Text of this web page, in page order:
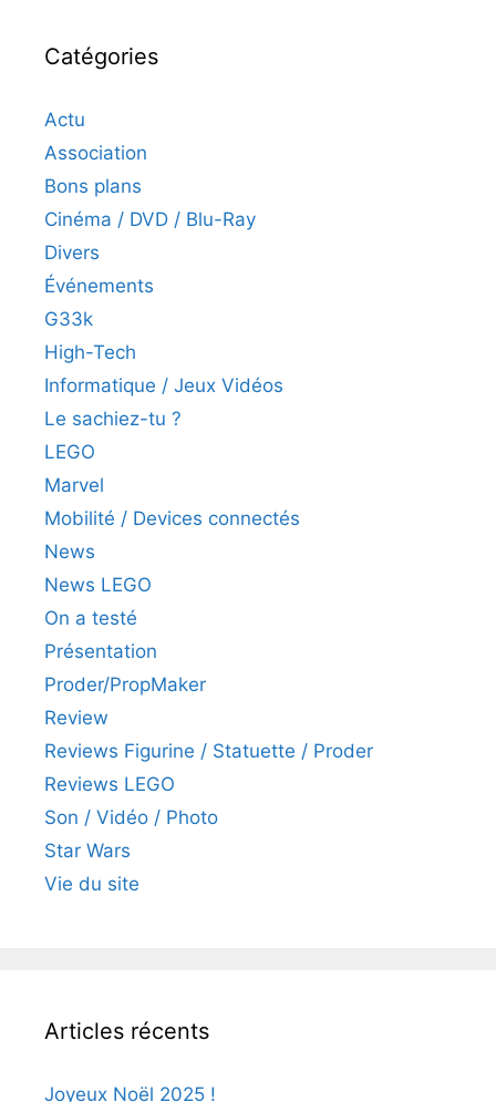
Catégories
Actu
Association
Bons plans
Cinéma / DVD / Blu-Ray
Divers
Événements
G33k
High-Tech
Informatique / Jeux Vidéos
Le sachiez-tu ?
LEGO
Marvel
Mobilité / Devices connectés
News
News LEGO
On a testé
Présentation
Proder/PropMaker
Review
Reviews Figurine / Statuette / Proder
Reviews LEGO
Son / Vidéo / Photo
Star Wars
Vie du site
Articles récents
Joyeux Noël 2025 !